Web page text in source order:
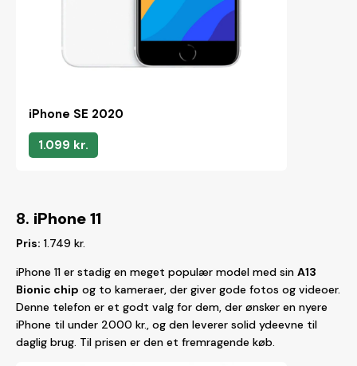
iPhone SE 2020
1.099 kr.
8. iPhone 11
Pris: 1.749 kr.
iPhone 11 er stadig en meget populær model med sin A13
Bionic chip og to kameraer, der giver gode fotos og videoer.
Denne telefon er et godt valg for dem, der ønsker en nyere
iPhone til under 2000 kr., og den leverer solid ydeevne til
daglig brug. Til prisen er den et fremragende køb.